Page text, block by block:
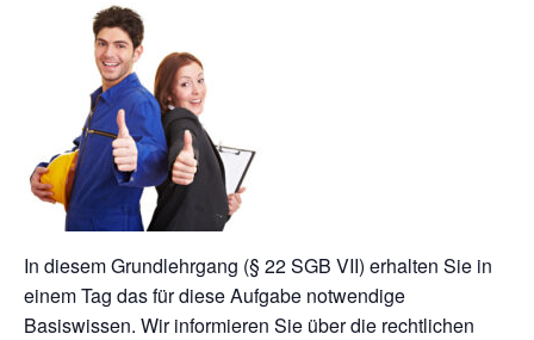
In diesem Grundlehrgang (§ 22 SGB VII) erhalten Sie in
einem Tag das für diese Aufgabe notwendige
Basiswissen. Wir informieren Sie über die rechtlichen